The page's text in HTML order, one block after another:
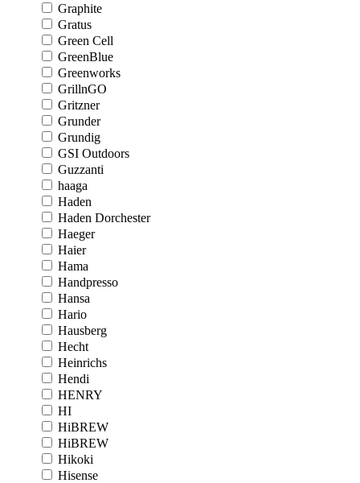
Graphite
Gratus
Green Cell
GreenBlue
Greenworks
GrillnGO
Gritzner
Grunder
Grundig
GSI Outdoors
Guzzanti
haaga
Haden
Haden Dorchester
Haeger
Haier
Hama
Handpresso
Hansa
Hario
Hausberg
Hecht
Heinrichs
Hendi
HENRY
HI
HiBREW
HiBREW
Hikoki
Hisense